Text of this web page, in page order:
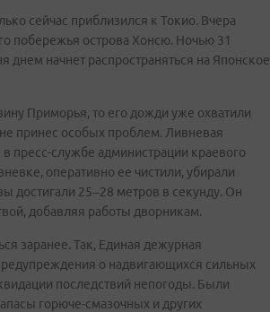
сейчас приблизился к Токио. Вчера
побережья острова Хонсю. Ночью 31
днем начнет распространяться на Японское
Приморья, то его дожди уже охватили
принес особых проблем. Ливневая
пресс-службе администрации краевого
оперативно ее чистили, убирали
достигали 25–28 метров в секунду. Он
добавляя работы дворникам.
заранее. Так, Единая дежурная
о надвигающихся сильных
последствий непогоды. Были
горюче-смазочных и других